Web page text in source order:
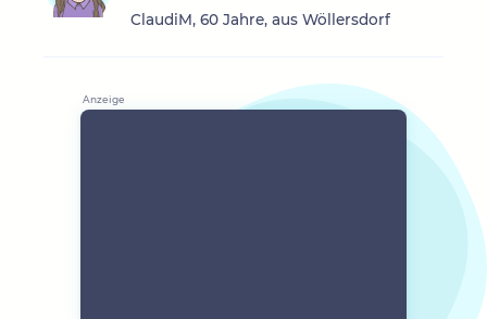
ClaudiM, 60 Jahre, aus Wöllersdorf